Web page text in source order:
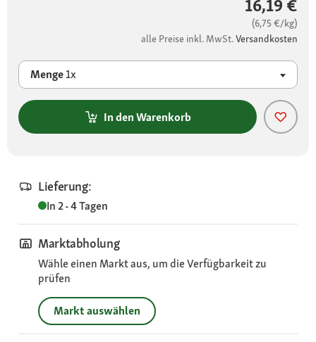
16,19 €
(6,75 €/kg)
alle Preise inkl. MwSt.Versandkosten
Menge1x
In den Warenkorb
Lieferung:
In 2 - 4 Tagen
Marktabholung
Wähle einen Markt aus, um die Verfügbarkeit zu
prüfen
Markt auswählen